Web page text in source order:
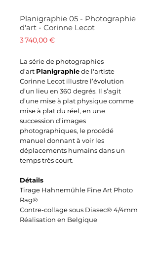
Planigraphie 05 - Photographie
d'art - Corinne Lecot
3 740,00 €Prix
La série de photographies
d'art Planigraphiede l'artiste
Corinne Lecot illustre l’évolution
d’un lieu en 360 degrés. Il s’agit
d’une mise à plat physique comme
mise à plat du réel, en une
succession d’images
photographiques, le procédé
manuel donnant à voir les
déplacements humains dans un
temps très court.
Détails
Tirage Hahnemühle Fine Art Photo
Rag®
Contre-collage sous Diasec® 4/4mm
Réalisation en Belgique